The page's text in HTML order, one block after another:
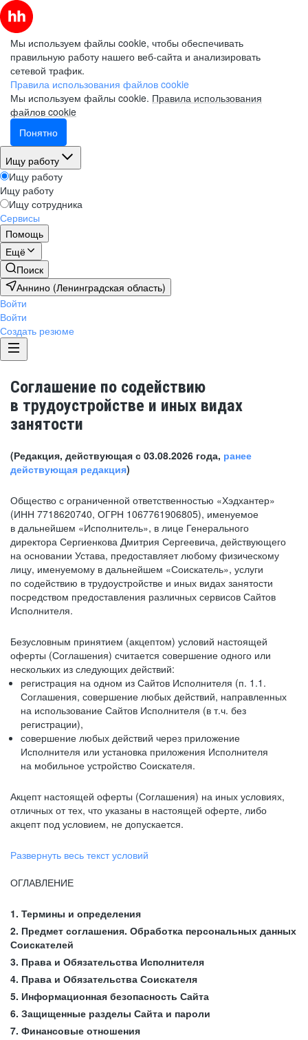
Мы используем файлы cookie, чтобы обеспечивать
правильную работу нашего веб-сайта и анализировать
сетевой трафик.
Правила использования файлов cookie
Мы используем файлы cookie. Правила использования
файлов cookie
Понятно
Ищу работу
Ищу работу
Ищу работу
Ищу сотрудника
Сервисы
Помощь
Ещё
Поиск
Аннино (Ленинградская область)
Войти
Войти
Создать резюме
Соглашение по содействию
в трудоустройстве и иных видах
занятости
(Редакция, действующая с 03.08.2026 года, ранее
действующая редакция)
Общество с ограниченной ответственностью «Хэдхантер»
(ИНН 7718620740, ОГРН 1067761906805), именуемое
в дальнейшем «Исполнитель», в лице Генерального
директора Сергиенкова Дмитрия Сергеевича, действующего
на основании Устава, предоставляет любому физическому
лицу, именуемому в дальнейшем «Соискатель», услуги
по содействию в трудоустройстве и иных видах занятости
посредством предоставления различных сервисов Сайтов
Исполнителя.
Безусловным принятием (акцептом) условий настоящей
оферты (Соглашения) считается совершение одного или
нескольких из следующих действий:
регистрация на одном из Сайтов Исполнителя (п. 1.1.
Соглашения, совершение любых действий, направленных
на использование Сайтов Исполнителя (в т.ч. без
регистрации),
совершение любых действий через приложение
Исполнителя или установка приложения Исполнителя
на мобильное устройство Соискателя.
Акцепт настоящей оферты (Соглашения) на иных условиях,
отличных от тех, что указаны в настоящей оферте, либо
акцепт под условием, не допускается.
Развернуть весь текст условий
ОГЛАВЛЕНИЕ
1. Термины и определения
2. Предмет соглашения. Обработка персональных данных
Соискателей
3. Права и Обязательства Исполнителя
4. Права и Обязательства Соискателя
5. Информационная безопасность Сайта
6. Защищенные разделы Сайта и пароли
7. Финансовые отношения